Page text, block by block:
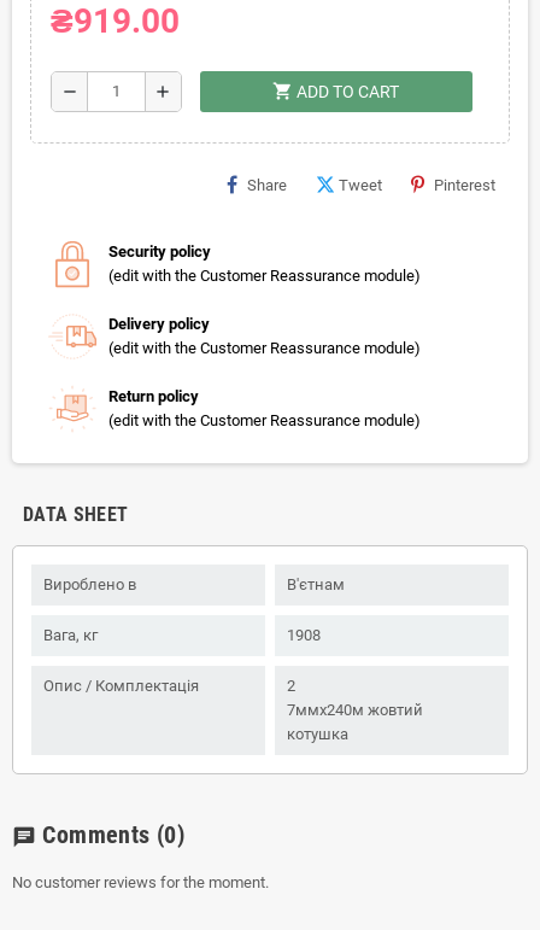
₴919.00
remove add shopping_cart ADD TO CART
Share Tweet Pinterest
Security policy
(edit with the Customer Reassurance module)
Delivery policy
(edit with the Customer Reassurance module)
Return policy
(edit with the Customer Reassurance module)
DATA SHEET
Вироблено в В'єтнам
Вага, кг 1908
Опис / Комплектація
2
7ммx240м жовтий
котушка
chat Comments (0)
No customer reviews for the moment.